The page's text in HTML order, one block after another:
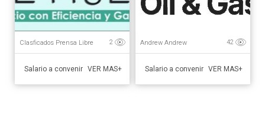
Clasficados Prensa Libre 2
Salario a convenir VER MAS+
Andrew Andrew 42
Salario a convenir VER MAS+